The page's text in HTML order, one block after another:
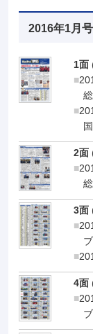
2016年1月号
1面
2面
3面
4面